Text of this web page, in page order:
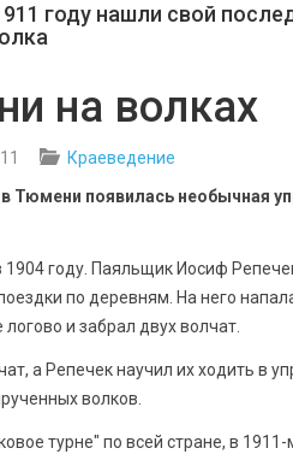
году нашли свой
на волках
Краеведение
в Тюмени появилась необычная
1904 году. Паяльщик Иосиф
по деревням. На него
и забрал двух волчат.
а Репечек научил их ходить в
волков.
турне" по всей стране, в